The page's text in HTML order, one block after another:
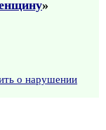
»
о нарушении